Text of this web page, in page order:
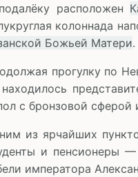
расположен
колоннада
Божьей Матери.
прогулку по
с бронзовой
из ярчайших
и пенсионеры
императора